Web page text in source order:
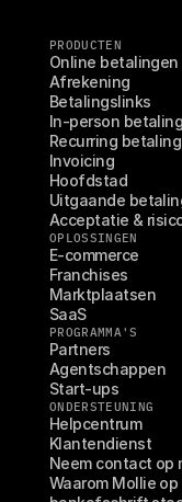
PRODUCTEN
Online betalingen
Afrekening
Betalingslinks
In-person
Recurring
Invoicing
Hoofdstad
Uitgaande
Acceptatie &
OPLOSSINGEN
E-commerce
Franchises
Marktplaatsen
SaaS
PROGRAMMA'S
Partners
Agentschappen
Start-ups
ONDERSTEUNING
Helpcentrum
Klantendienst
Neem contact op
Waarom Mollie op